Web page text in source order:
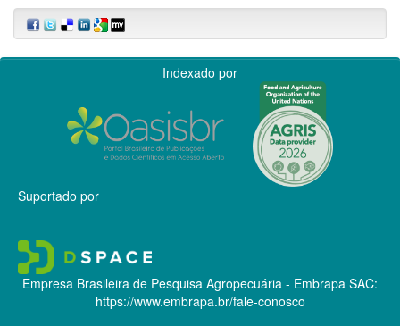
Indexado por
Suportado por
Empresa Brasileira de Pesquisa Agropecuária - Embrapa SAC:
https://www.embrapa.br/fale-conosco